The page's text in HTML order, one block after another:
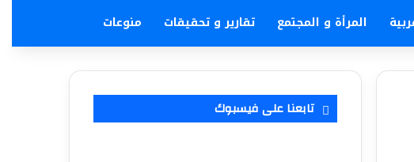
المرأة و المجتمع تقارير و تحقيقات منوعات
تابعنا على فيسبوك